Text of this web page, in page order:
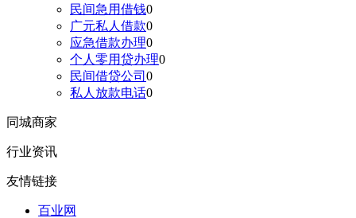
民间急用借钱0
广元私人借款0
应急借款办理0
个人零用贷办理0
民间借贷公司 0
私人放款电话0
同城商家
行业资讯
友情链接
百业网